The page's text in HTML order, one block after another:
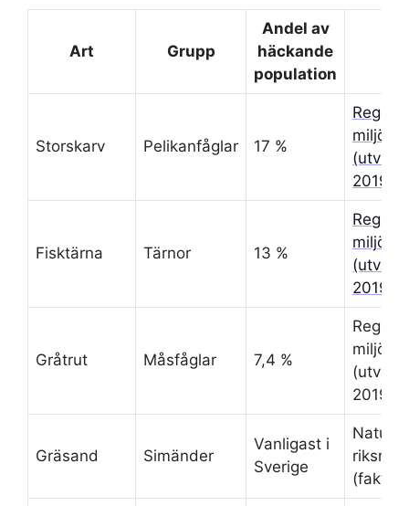
Art Grupp
Andel av
häckande
population
Storskarv Pelikanfåglar 17 %
2019)
Fisktärna Tärnor 13 %
2019)
Gråtrut Måsfåglar 7,4 %
2019)
Gräsand Simänder
Vanligast i
Sverige
(fakta